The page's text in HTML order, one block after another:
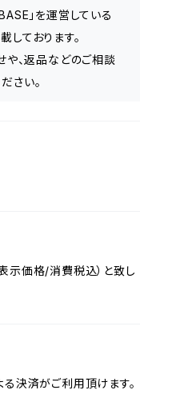
」を運営している
ております。
、返品などのご相談
さい。
示価格/消費税込）と致し
る決済がご利用頂けます。